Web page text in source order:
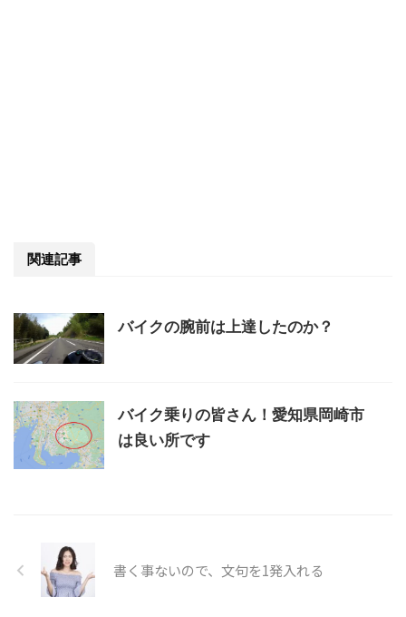
関連記事
バイクの腕前は上達したのか？
バイク乗りの皆さん！愛知県岡崎市
は良い所です
書く事ないので、文句を1発入れる